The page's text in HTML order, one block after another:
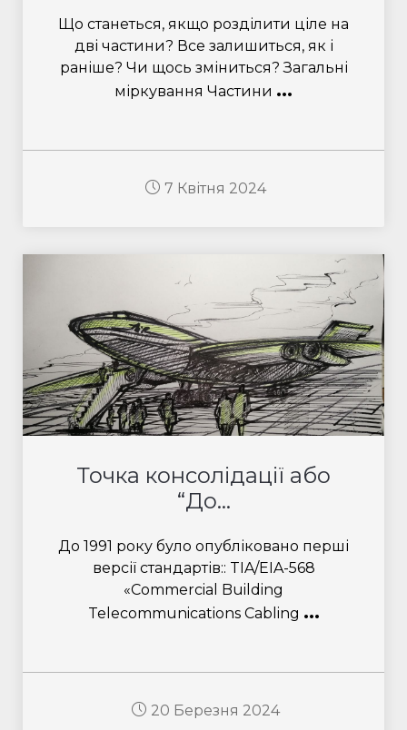
Що станеться, якщо розділити ціле на
дві частини? Все залишиться, як і
раніше? Чи щось зміниться? Загальні
міркування Частини ...
7 Квітня 2024
Точка консолідації або
“До...
До 1991 року було опубліковано перші
версії стандартів:: TIA/EIA-568
«Commercial Building
Telecommunications Cabling ...
20 Березня 2024